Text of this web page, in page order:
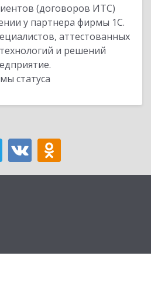
(договоров ИТС)
у партнера фирмы 1С.
аттестованных
и решений
статуса